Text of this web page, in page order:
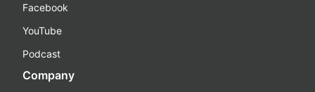
Facebook
YouTube
Podcast
Company